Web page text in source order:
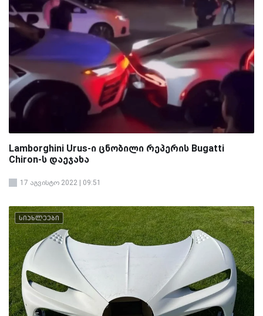
Lamborghini Urus-ი ცნობილი რეპერის Bugatti
Chiron-ს დაეჯახა
17 აგვისტო 2022 | 09:51
სიახლეები